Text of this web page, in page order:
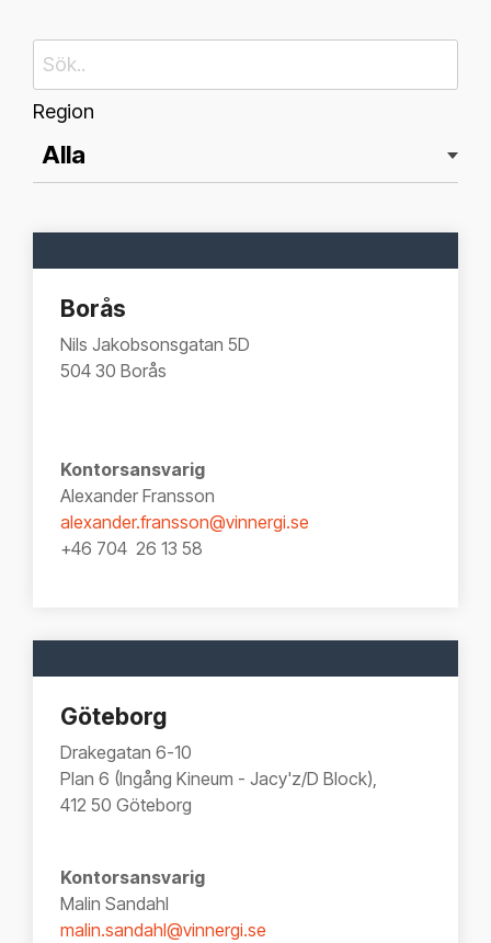
Region
Borås
Nils Jakobsonsgatan 5D
504 30 Borås
Kontorsansvarig
Alexander Fransson
alexander.fransson@vinnergi.se
+46 704 26 13 58
Göteborg
Drakegatan 6-10
Plan 6 (Ingång Kineum - Jacy'z/D Block),
412 50 Göteborg
Kontorsansvarig
Malin Sandahl
malin.sandahl@vinnergi.se